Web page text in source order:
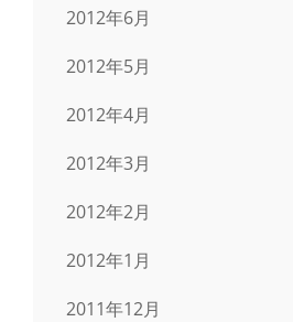
2012年6月
2012年5月
2012年4月
2012年3月
2012年2月
2012年1月
2011年12月